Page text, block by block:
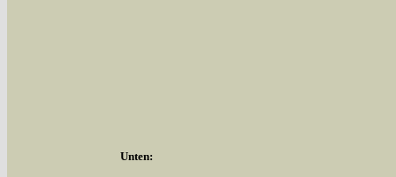
Unten: